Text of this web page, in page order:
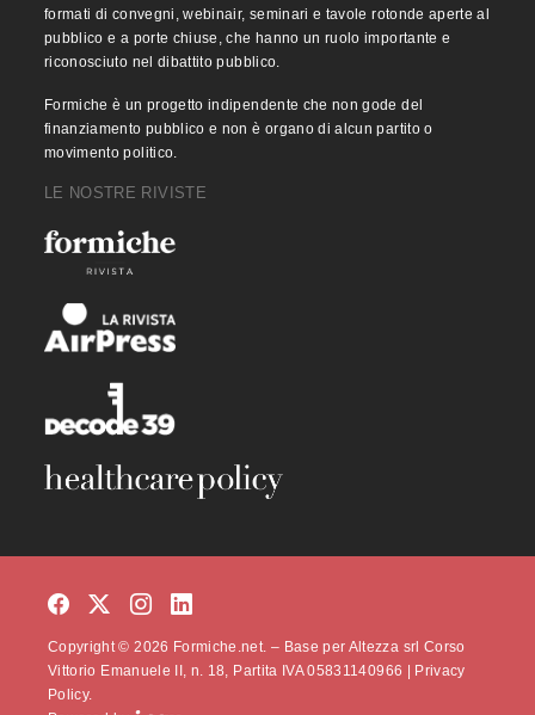
formati di convegni, webinair, seminari e tavole rotonde aperte al
pubblico e a porte chiuse, che hanno un ruolo importante e
riconosciuto nel dibattito pubblico.
Formiche è un progetto indipendente che non gode del
finanziamento pubblico e non è organo di alcun partito o
movimento politico.
LE NOSTRE RIVISTE
Copyright © 2026 Formiche.net. – Base per Altezza srl Corso
Vittorio Emanuele II, n. 18, Partita IVA 05831140966 | Privacy
Policy.